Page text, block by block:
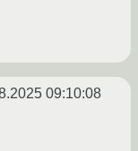
09:10:08